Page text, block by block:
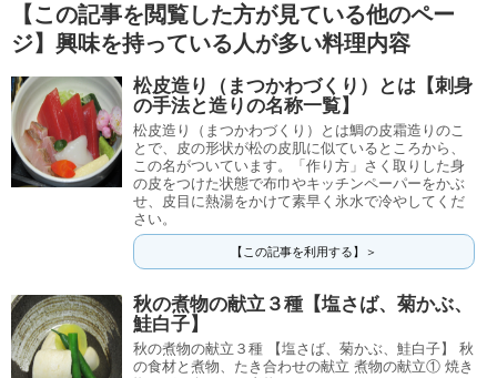
【この記事を閲覧した方が見ている他のペー
ジ】興味を持っている人が多い料理内容
松皮造り（まつかわづくり）とは【刺身
の手法と造りの名称一覧】
松皮造り（まつかわづくり）とは鯛の皮霜造りのこ
とで、皮の形状が松の皮肌に似ているところから、
この名がついています。「作り方」さく取りした身
の皮をつけた状態で布巾やキッチンペーパーをかぶ
せ、皮目に熱湯をかけて素早く氷水で冷やしてくだ
さい。
【この記事を利用する】＞
秋の煮物の献立３種【塩さば、菊かぶ、
鮭白子】
秋の煮物の献立３種 【塩さば、菊かぶ、鮭白子】 秋
の食材と煮物、たき合わせの献立 煮物の献立① 焼き